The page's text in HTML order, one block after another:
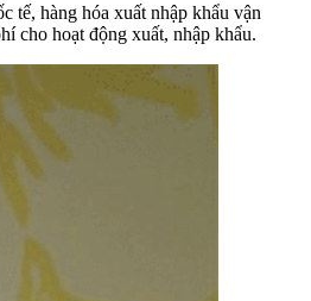
tế, hàng hóa xuất nhập khẩu vận
cho hoạt động xuất, nhập khẩu.